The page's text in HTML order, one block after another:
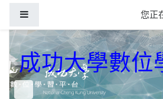
您正
成功大學數位